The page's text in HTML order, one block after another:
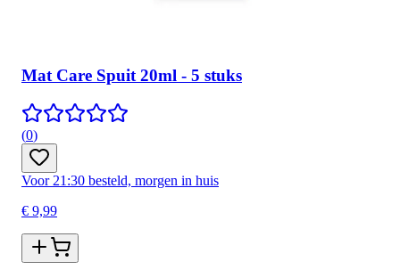
Mat Care Spuit 20ml - 5 stuks
(0)
Voor 21:30 besteld, morgen in huis
€ 9,99